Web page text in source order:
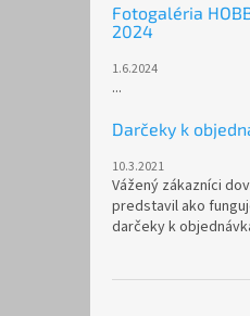
Fotogaléria
2024
1.6.2024
...
Darčeky k
10.3.2021
Vážený zákazníci
predstavil ako
darčeky k